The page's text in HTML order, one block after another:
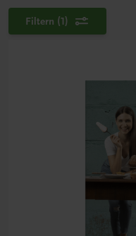
Filtern (1)